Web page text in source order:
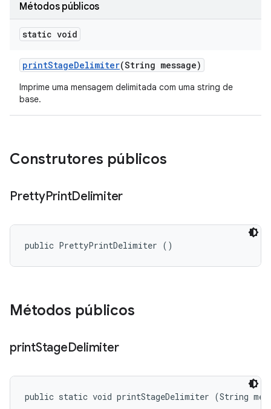
Métodos públicos
static void
printStageDelimiter(String message)
Imprime uma mensagem delimitada com uma string de
base.
Construtores públicos
PrettyPrintDelimiter
public PrettyPrintDelimiter ()
Métodos públicos
printStageDelimiter
public static void printStageDelimiter (String